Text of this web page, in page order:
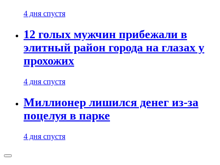
4 дня спустя
12 голых мужчин прибежали в
элитный район города на глазах у
прохожих
4 дня спустя
Миллионер лишился денег из-за
поцелуя в парке
4 дня спустя